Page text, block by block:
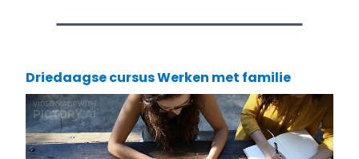
Driedaagse cursus Werken met familie